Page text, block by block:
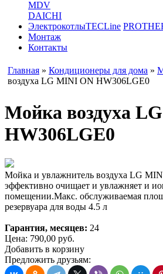
MDV
DAICHI
ЭлектрокотлыTECLine
Монтаж
Контакты
Главная » Кондиционеры для дома »
воздуха LG MINI ON HW306LGE0
Мойка воздуха
HW306LGE0
Мойка и увлажнитель воздуха LG
эффективно очищает и увлажняет и
помещении.Макс. обслуживаемая
резервуара для воды 4.5 л
Гарантия, месяцев: 24
Цена: 790,00 руб.
Добавить в корзину
Предложить друзьям: